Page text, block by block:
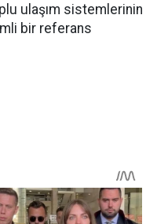
ulaşım sistemlerinin
bir referans